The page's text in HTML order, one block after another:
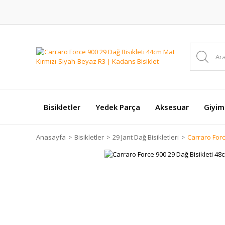
Bisikletler Yedek Parça Aksesuar Giyim
Anasayfa Bisikletler 29 Jant Dağ Bisikletleri Carraro